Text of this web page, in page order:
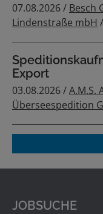
07.08.2026 / Besch
Lindenstraße mbH
Export
03.08.2026 /A.M.S.
Überseespedition
JOBSUCHE